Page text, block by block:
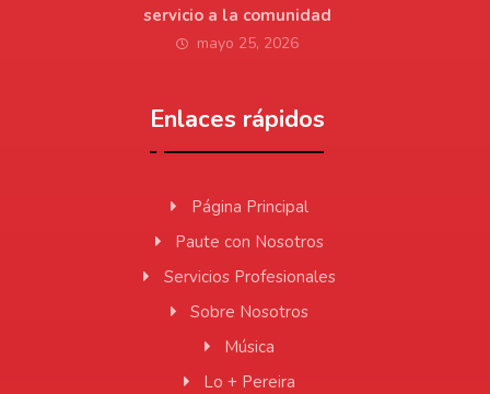
servicio a la comunidad
mayo 25, 2026
Enlaces rápidos
Página Principal
Paute con Nosotros
Servicios Profesionales
Sobre Nosotros
Música
Lo + Pereira